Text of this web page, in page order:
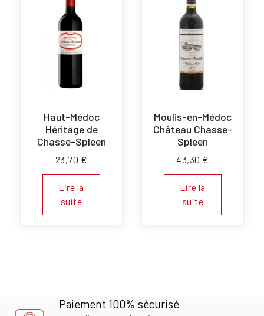
Haut-Médoc
Héritage de
Chasse-Spleen
23,70 €
Lire la
suite
Moulis-en-Médoc
Château Chasse-
Spleen
43,30 €
Lire la
suite
Paiement 100% sécurisé